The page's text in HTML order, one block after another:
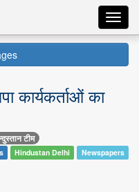
कार्यकर्ताओं का
टीम
Hindustan Delhi Newspapers